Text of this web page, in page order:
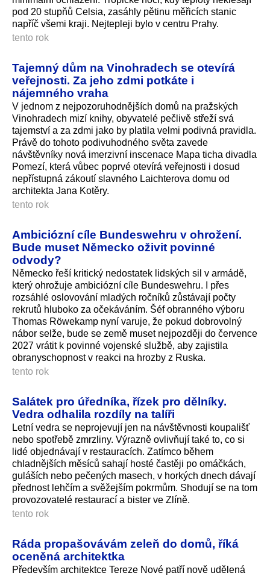
pod 20 stupňů Celsia, zasáhly pětinu měřicích stanic
napříč všemi kraji. Nejtepleji bylo v centru Prahy.
tento rok
Tajemný dům na Vinohradech se otevírá
veřejnosti. Za jeho zdmi potkáte i
nájemného vraha
V jednom z nejpozoruhod­nějších domů na pražských
Vinohradech mizí knihy, obyvatelé pečlivě střeží svá
tajemství a za zdmi jako by platila velmi podivná pravidla.
Právě do tohoto podivuhodného světa zavede
návštěvníky nová imerzivní inscenace Mapa ticha divadla
Pomezí, která vůbec poprvé otevírá veřejnosti i dosud
nepřístupná zákoutí slavného Laichterova domu od
architekta Jana Kotěry.
tento rok
Ambiciózní cíle Bundeswehru v ohrožení.
Bude muset Německo oživit povinné
odvody?
Německo řeší kritický nedostatek lidských sil v armádě,
který ohrožuje ambiciózní cíle Bundeswehru. I přes
rozsáhlé oslovování mladých ročníků zůstávají počty
rekrutů hluboko za očekáváním. Šéf obranného výboru
Thomas Röwekamp nyní varuje, že pokud dobrovolný
nábor selže, bude se země muset nejpozději do července
2027 vrátit k povinné vojenské službě, aby zajistila
obranyschopnost v reakci na hrozby z Ruska.
tento rok
Salátek pro úředníka, řízek pro dělníky.
Vedra odhalila rozdíly na talíři
Letní vedra se neprojevují jen na návštěvnosti koupališť
nebo spotřebě zmrzliny. Výrazně ovlivňují také to, co si
lidé objednávají v restauracích. Zatímco během
chladnějších měsíců sahají hosté častěji po omáčkách,
guláších nebo pečených masech, v horkých dnech dávají
přednost lehčím a svěžejším pokrmům. Shodují se na tom
provozovatelé restaurací a bister ve Zlíně.
tento rok
Ráda propašovávám zeleň do domů, říká
oceněná architektka
Především architektce Tereze Nové patří nově udělená